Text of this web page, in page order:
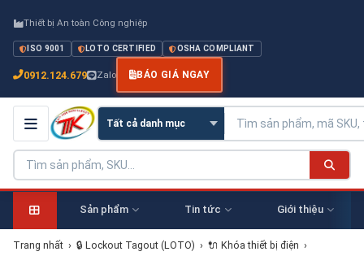
Thiết bị An toàn Công nghiệp
ISO 9001 LOTO CERTIFIED OSHA COMPLIANT
0912.124.679 Zalo BÁO GIÁ NGAY
Sản phẩm Tin tức Giới thiệu
Trang nhất › 🔒 Lockout Tagout (LOTO) › 🔌 Khóa thiết bị điện ›